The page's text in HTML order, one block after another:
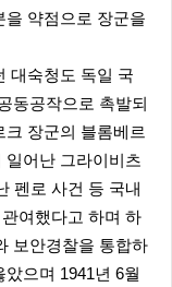
약점으로 장군을
동공작으로 촉발되
장군의 블롬베르
일어난 그라이비츠
펜로 사건 등 국내
여했다고 하며 하
보안경찰을 통합하
으며 1941년 6월